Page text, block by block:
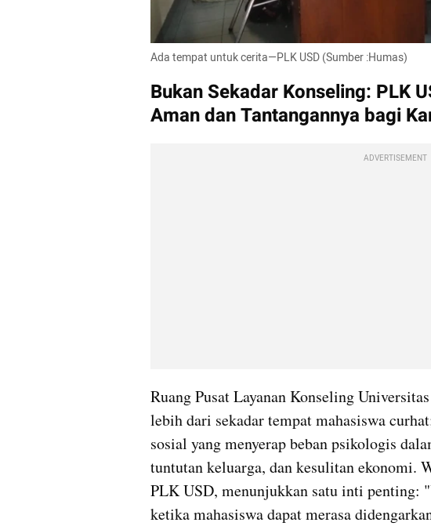
Ada tempat untuk cerita—PLK USD (Sumber :Humas)
Bukan Sekadar Konseling: PLK
Aman dan Tantangannya bagi
ADVERTISEMENT
Ruang Pusat Layanan Konseling
lebih dari sekadar tempat mahasiswa
sosial yang menyerap beban psikologis
tuntutan keluarga, dan kesulitan ekonomi.
PLK USD, menunjukkan satu inti penting:
ketika mahasiswa dapat merasa